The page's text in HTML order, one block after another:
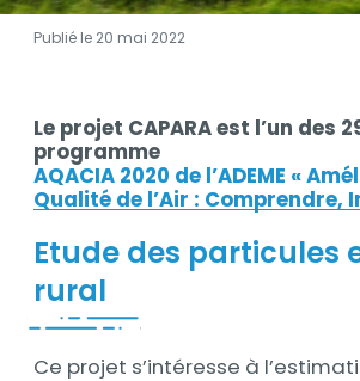
Publié le 20 mai 2022
Contenu
Le projet CAPARA est l’un des
programme
AQACIA 2020 de l’ADEME «
Qualité de l’Air : Comprendre,
Etude des particules
rural
Ce projet s’intéresse à